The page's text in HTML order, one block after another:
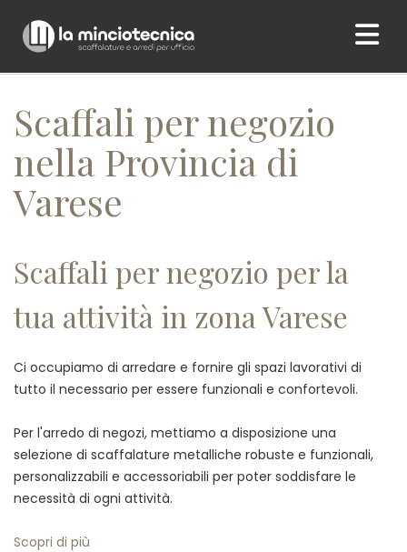
Home/ Scaffali per negozio nella Provincia di Varese
Scaffali per negozio
nella Provincia di
Varese
Scaffali per negozio per la
tua attività in zona Varese
Ci occupiamo di arredare e fornire gli spazi lavorativi di
tutto il necessario per essere funzionali e confortevoli.
Per l'arredo di negozi, mettiamo a disposizione una
selezione di scaffalature metalliche robuste e funzionali,
personalizzabili e accessoriabili per poter soddisfare le
necessità di ogni attività.
Scopri di più